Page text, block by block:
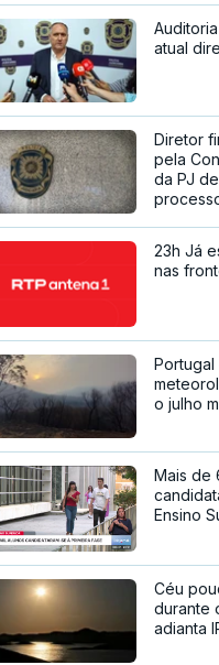
atual
Diretor
pela
da PJ
23h Já
nas
Portugal
o julho
Mais de
Ensino
Céu
durante
adianta